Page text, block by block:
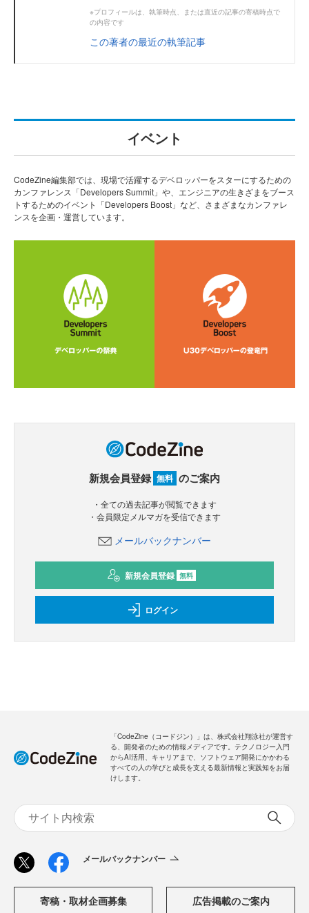
※プロフィールは、執筆時点、または直近の記事の寄稿時点で
の内容です
この著者の最近の執筆記事
イベント
CodeZine編集部では、現場で活躍するデベロッパーをスターにするための
カンファレンス「Developers Summit」や、エンジニアの生きざまをブース
トするためのイベント「Developers Boost」など、さまざまなカンファレ
ンスを企画・運営しています。
新規会員登録 無料 のご案内
・全ての過去記事が閲覧できます
・会員限定メルマガを受信できます
メールバックナンバー
新規会員登録 無料
ログイン
「CodeZine（コードジン）」は、株式会社翔泳社が運営す
る、開発者のための情報メディアです。テクノロジー入門
からAI活用、キャリアまで、ソフトウェア開発にかかわる
すべての人の学びと成長を支える最新情報と実践知をお届
けします。
メールバックナンバー
寄稿・取材企画募集 広告掲載のご案内